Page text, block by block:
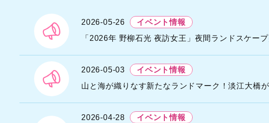
G
U
A
N
Y
N
SHAN
2026-05-26
イベント情報
「2026年 野柳石光 夜訪女王」夜間ランドスケー
2026-05-03
イベント情報
山と海が織りなす新たなランドマーク！淡江大橋
2026-04-28
イベント情報